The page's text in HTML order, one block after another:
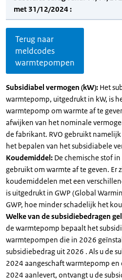
met 31/12/2024 :
Terug naar
meldcodes
warmtepompen
Subsidiabel vermogen (kW): Het
warmtepomp, uitgedrukt in kW, is
warmtepomp om warmte af te
afwijken van het nominale
de fabrikant. RVO gebruikt
het bepalen van het subsidiabele
Koudemiddel: De chemische stof
gebruikt om warmte af te geven. Er
koudemiddelen met een
is uitgedrukt in GWP (Global
GWP, hoe minder schadelijk het
Welke van de subsidiebedragen
de warmtepomp bepaalt het
warmtepompen die in 2026
subsidiebedrag uit 2026 . Als u de
2024 aangeschaft warmtepomp en
2024 aanlevert, ontvangt u de